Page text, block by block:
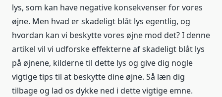
lys, som kan have negative konsekvenser for vores
øjne. Men hvad er skadeligt blåt lys egentlig, og
hvordan kan vi beskytte vores øjne mod det? I denne
artikel vil vi udforske effekterne af skadeligt blåt lys
på øjnene, kilderne til dette lys og give dig nogle
vigtige tips til at beskytte dine øjne. Så læn dig
tilbage og lad os dykke ned i dette vigtige emne.